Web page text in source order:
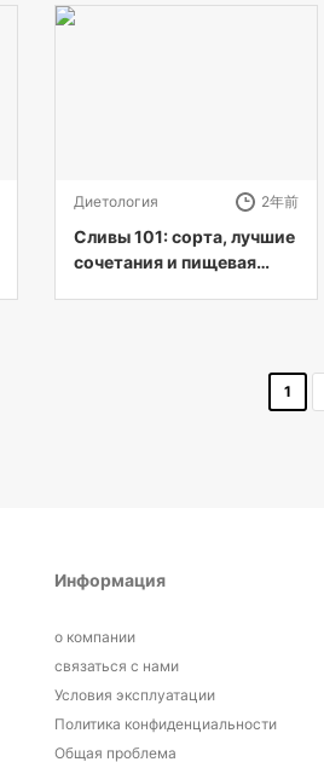
Диетология 2年前
Сливы 101: сорта, лучшие
сочетания и пищевая
1
Информация
о компании
связаться с нами
Условия эксплуатации
Политика конфиденциальности
Общая проблема